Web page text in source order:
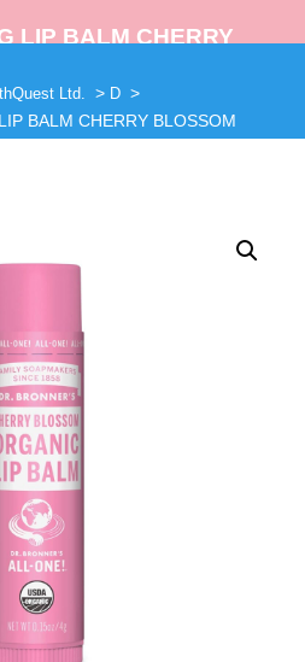
LIP BALM CHERRY
Ltd. > D >
BALM CHERRY BLOSSOM